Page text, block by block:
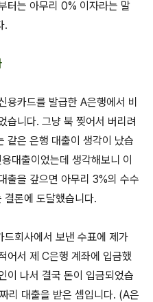
터는 아무리 0% 이자라는 말
.
용카드를 발급한 A은행에서 비
습니다. 그냥 북 찢어서 버리려
같은 은행 대출이 생각이 났습
대출이었는데 생각해보니 이
출을 갚으면 아무리 3%의 수수
결론에 도달했습니다.
회사에서 보낸 수표에 제가
어서 제 C은행 계좌에 입금했
이 나서 결국 돈이 입금되었습
리 대출을 받은 셈입니다. (A은